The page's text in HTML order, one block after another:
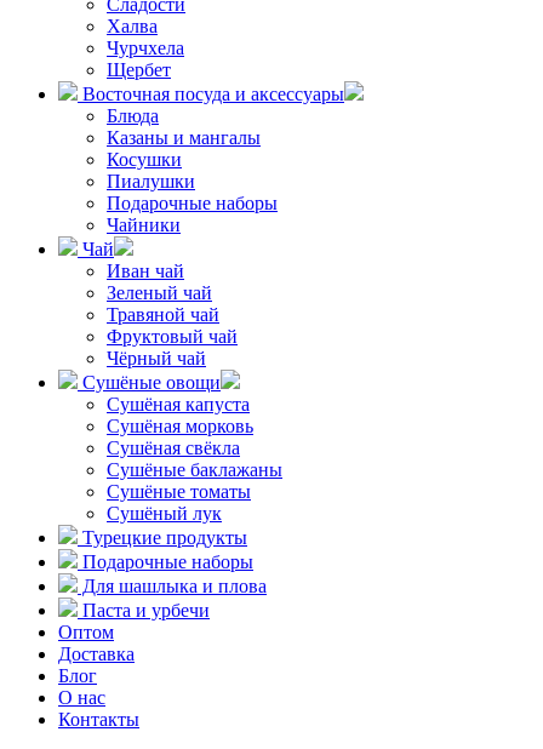
Сладости
Халва
Чурчхела
Щербет
Восточная посуда и аксессуары
Блюда
Казаны и мангалы
Косушки
Пиалушки
Подарочные наборы
Чайники
Чай
Иван чай
Зеленый чай
Травяной чай
Фруктовый чай
Чёрный чай
Сушёные овощи
Сушёная капуста
Сушёная морковь
Сушёная свёкла
Сушёные баклажаны
Сушёные томаты
Сушёный лук
Турецкие продукты
Подарочные наборы
Для шашлыка и плова
Паста и урбечи
Оптом
Доставка
Блог
О нас
Контакты